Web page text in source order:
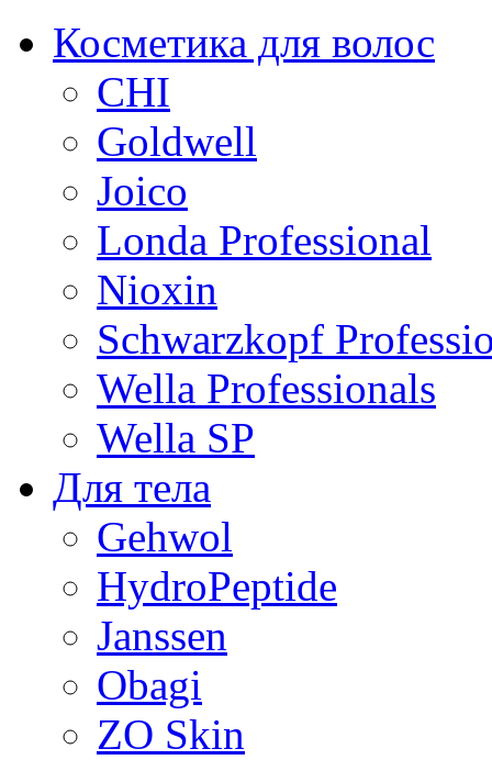
Косметика для волос
CHI
Goldwell
Joico
Londa Professional
Nioxin
Schwarzkopf
Wella Professionals
Wella SP
Для тела
Gehwol
HydroPeptide
Janssen
Obagi
ZO Skin